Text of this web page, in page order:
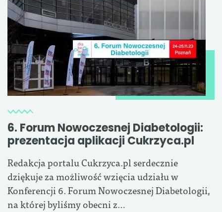
6. Forum Nowoczesnej Diabetologii:
prezentacja aplikacji Cukrzyca.pl
Redakcja portalu Cukrzyca.pl serdecznie
dziękuje za możliwość wzięcia udziału w
Konferencji 6. Forum Nowoczesnej Diabetologii,
na której byliśmy obecni z…